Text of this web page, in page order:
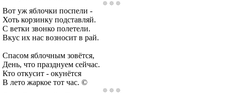
Вот уж яблочки поспели -
Хоть корзинку подставляй.
С ветки звонко полетели.
Вкус их нас возносит в рай.
Спасом яблочным зовётся,
День, что празднуем сейчас.
Кто откусит - окунётся
В лето жаркое тот час. ©